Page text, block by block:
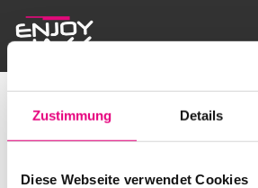
Zustimmung Details
Diese Webseite verwendet Cookies
Veranstaltungen